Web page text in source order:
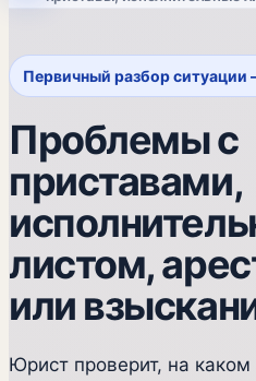
Первичный разбор ситуации
Проблемы с
приставами,
листом,
или
Юрист проверит, на